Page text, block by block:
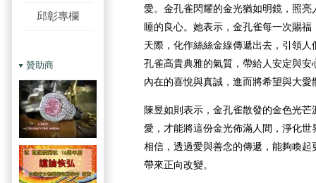
邱彰專欄
贊助商
愛。金孔雀閃耀的金光猶如明鏡，照
睡的良心。她表示，金孔雀每一次賜
天際，化作絲絲金線傳遞出去，引領
孔雀高貴典雅的氣質，帶給人安定與
內在的喜悅與真誠，進而將希望與大愛
陳昱如則表示，金孔雀散發的金色光
愛，才能將這份金光佈滿人間，淨化
相信，透過愛與善念的傳遞，能夠喚
帶來正向改變。